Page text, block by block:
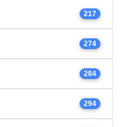
217
274
284
294